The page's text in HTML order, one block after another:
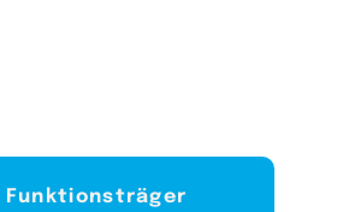
Funktionsträger